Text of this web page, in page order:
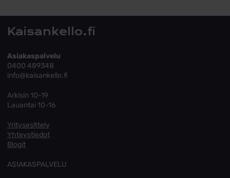
Kaisankello.fi
Asiakaspalvelu
0400 489348
info@kaisankello.fi
Arkisin 10-19
Lauantai 10-16
Yritysesittely
Yhteystiedot
Blogit
ASIAKASPALVELU